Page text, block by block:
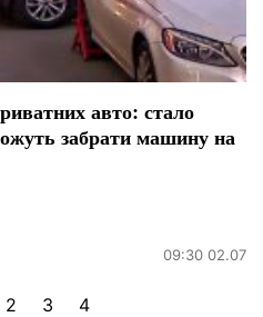
авто: стало
забрати машину на
09:30 02.07
2 3 4